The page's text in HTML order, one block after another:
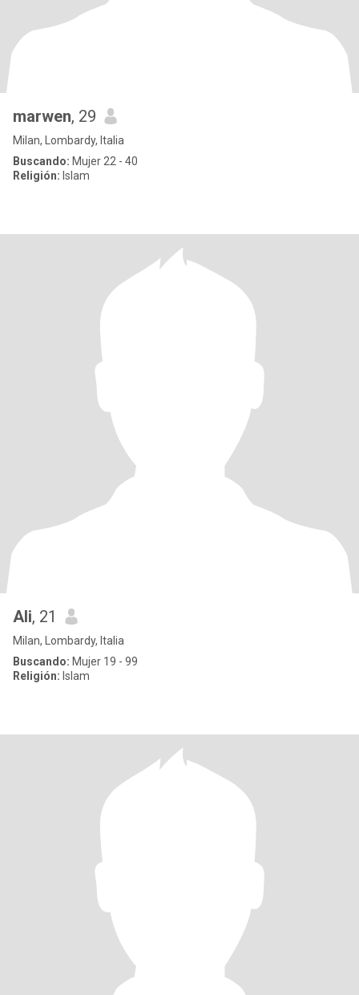
marwen, 29
Milan, Lombardy, Italia
Buscando: Mujer 22 - 40
Religión: Islam
Ali, 21
Milan, Lombardy, Italia
Buscando: Mujer 19 - 99
Religión: Islam